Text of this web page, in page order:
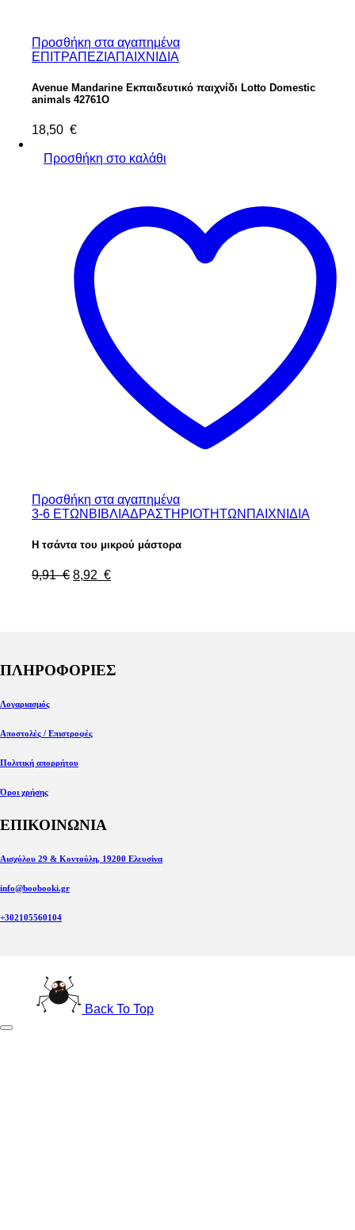
Προσθήκη στα αγαπημένα
ΕΠΙΤΡΑΠΕΖΙΑΠΑΙΧΝΙΔΙΑ
Avenue Mandarine Εκπαιδευτικό παιχνίδι Lotto Domestic
animals 42761O
18,50 €
Προσθήκη στο καλάθι
Προσθήκη στα αγαπημένα
3-6 ΕΤΩΝ ΒΙΒΛΙΑΔΡΑΣΤΗΡΙΟΤΗΤΩΝ ΠΑΙΧΝΙΔΙΑ
Η τσάντα του μικρού μάστορα
9,91 € 8,92 €
ΠΛΗΡΟΦΟΡΙΕΣ
Λογαριασμός
Αποστολές / Επιστροφές
Πολιτική απορρήτου
Όροι χρήσης
ΕΠΙΚΟΙΝΩΝΙΑ
Αισχύλου 29 & Κοντούλη, 19200 Ελευσίνα
info@boobooki.gr
+302105560104
Back To Top